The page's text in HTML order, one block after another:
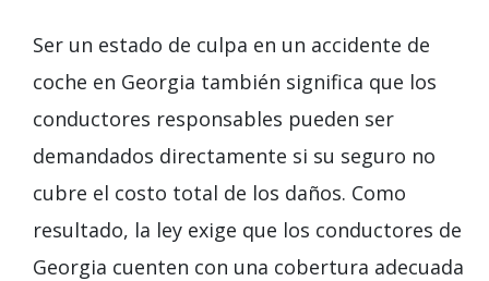
Ser un estado de culpa en un accidente de
coche en Georgia también significa que los
conductores responsables pueden ser
demandados directamente si su seguro no
cubre el costo total de los daños. Como
resultado, la ley exige que los conductores de
Georgia cuenten con una cobertura adecuada